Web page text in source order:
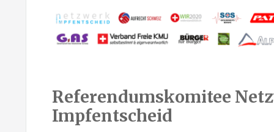
Referendumskomitee
Impfentscheid